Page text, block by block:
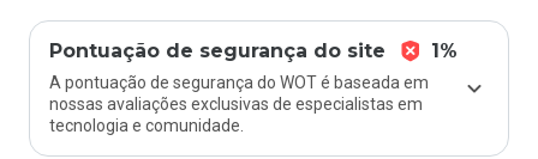
Pontuação de segurança do site 1%
A pontuação de segurança do WOT é baseada em
nossas avaliações exclusivas de especialistas em
tecnologia e comunidade.